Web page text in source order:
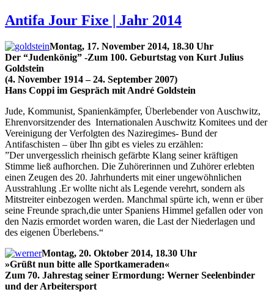
Antifa Jour Fixe | Jahr 2014
Montag, 17. November 2014, 18.30 Uhr
Der “Judenkönig” -Zum 100. Geburtstag von Kurt Julius
Goldstein
(4. November 1914 – 24. September 2007)
Hans Coppi im Gespräch mit André Goldstein
Jude, Kommunist, Spanienkämpfer, Überlebender von Auschwitz,
Ehrenvorsitzender des Internationalen Auschwitz Komitees und der
Vereinigung der Verfolgten des Naziregimes- Bund der
Antifaschisten – über Ihn gibt es vieles zu erzählen:
”Der unvergesslich rheinisch gefärbte Klang seiner kräftigen
Stimme ließ aufhorchen. Die Zuhörerinnen und Zuhörer erlebten
einen Zeugen des 20. Jahrhunderts mit einer ungewöhnlichen
Ausstrahlung .Er wollte nicht als Legende verehrt, sondern als
Mitstreiter einbezogen werden. Manchmal spürte ich, wenn er über
seine Freunde sprach,die unter Spaniens Himmel gefallen oder von
den Nazis ermordet worden waren, die Last der Niederlagen und
des eigenen Überlebens.“
Montag, 20. Oktober 2014, 18.30 Uhr
»Grüßt nun bitte alle Sportkameraden«
Zum 70. Jahrestag seiner Ermordung: Werner Seelenbinder
und der Arbeitersport